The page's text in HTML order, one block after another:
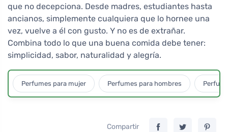
que no decepciona. Desde madres, estudiantes hasta
ancianos, simplemente cualquiera que lo hornee una
vez, vuelve a él con gusto. Y no es de extrañar.
Combina todo lo que una buena comida debe tener:
simplicidad, sabor, naturalidad y alegría.
Perfumes para mujer Perfumes para hombres
Compartir